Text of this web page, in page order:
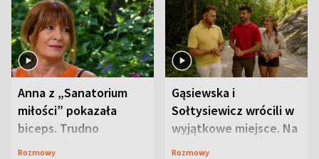
Anna z „Sanatorium
miłości” pokazała
biceps. Trudno
uwierzyć, co przeszła
Rozmowy
Gąsiewska i
Sołtysiewicz wrócili w
wyjątkowe miejsce. Na
szlaku czekał
Rozmowy